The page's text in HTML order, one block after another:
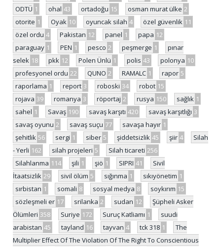
ODTÜ 1 ohal 43 ortadoğu 15 osman murat ülke 2
otorite 1 Oyak 10 oyuncak silah 4 özel güvenlik 11
özel ordu 4 Pakistan 12 panel 1 papa 12
paraguay 1 PEN 1 pesco 2 peşmerge 1
pınar
selek 18 pkk 12 Polen Ünlü 1 polis 43 polonya 10
profesyonel ordu 22 QUNO 2 RAMALC 1 rapor 5
raporlama 1 report 3 roboski 34 robot 15
rojava 39 romanya 3 röportaj 2 rusya 150 sağlık 1
sahel 1 Savaş 190 savaş karşıtı 420 savaş karşıtlığı 3
savaş oyunu 2 savaş suçu 77 savaşa hayır 1
şehitlik 56 sergi 1 siber 5 şiddetsizlik 45 şiir 4
Silah
- Yerli 162 silah projeleri 5 Silah ticareti 256
Silahlanma 114 şili 1 şiö 1 SIPRI 41
Sivil
İtaatsizlik 29 sivil ölüm 5 sığınma 1 sıkıyönetim 1
sırbistan 1 somali 8 sosyal medya 8 soykırım 15
sözleşmeli er 17 srilanka 2 sudan 12
Şüpheli Asker
Ölümleri 358 Suriye 172 Suruç Katliamı 1
suudi
arabistan 45 tayland 16 tayvan 4 tck 318 1
The
Multiplier Effect Of The Violation Of The Right To Conscientious